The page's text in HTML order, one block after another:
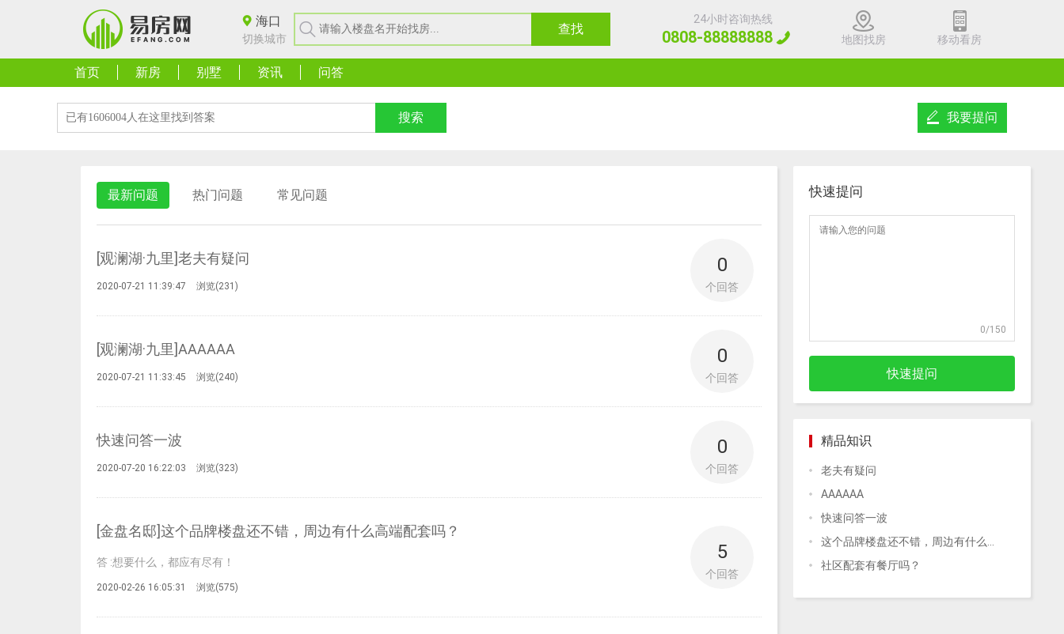
海口
切换城市
24小时咨询热线
0808-88888888 地图找房 移动看房
首页 新房 别墅 资讯 问答
我要提问
最新问题 热门问题 常见问题
[观澜湖·九里]老夫有疑问
2020-07-21 11:39:47 浏览(231 )
0
个回答
[观澜湖·九里]AAAAAA
2020-07-21 11:33:45 浏览(240)
0
个回答
快速问答一波
2020-07-20 16:22:03 浏览(323)
0
个回答
[金盘名邸]这个品牌楼盘还不错，周边有什么高端配套吗？
答 :想要什么，都应有尽有！
2020-02-26 16:05:31 浏览(575)
5
个回答
快速提问
0/150
快速提问
精品知识
老夫有疑问
AAAAAA
快速问答一波
社区配套有餐厅吗？